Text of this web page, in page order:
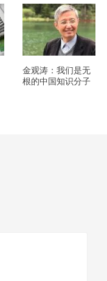
金观涛：我们是无
根的中国知识分子